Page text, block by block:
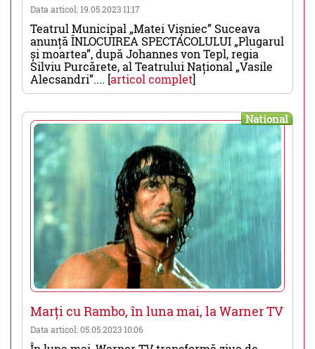
Data articol: 19.05.2023 11:17
Teatrul Municipal „Matei Vișniec” Suceava
anunță ÎNLOCUIREA SPECTACOLULUI „Plugarul
și moartea”, după Johannes von Tepl, regia
Silviu Purcărete, al Teatrului Național „Vasile
Alecsandri”.... [articol complet]
National
Marți cu Rambo, în luna mai, la Warner TV
Data articol: 05.05.2023 10:06